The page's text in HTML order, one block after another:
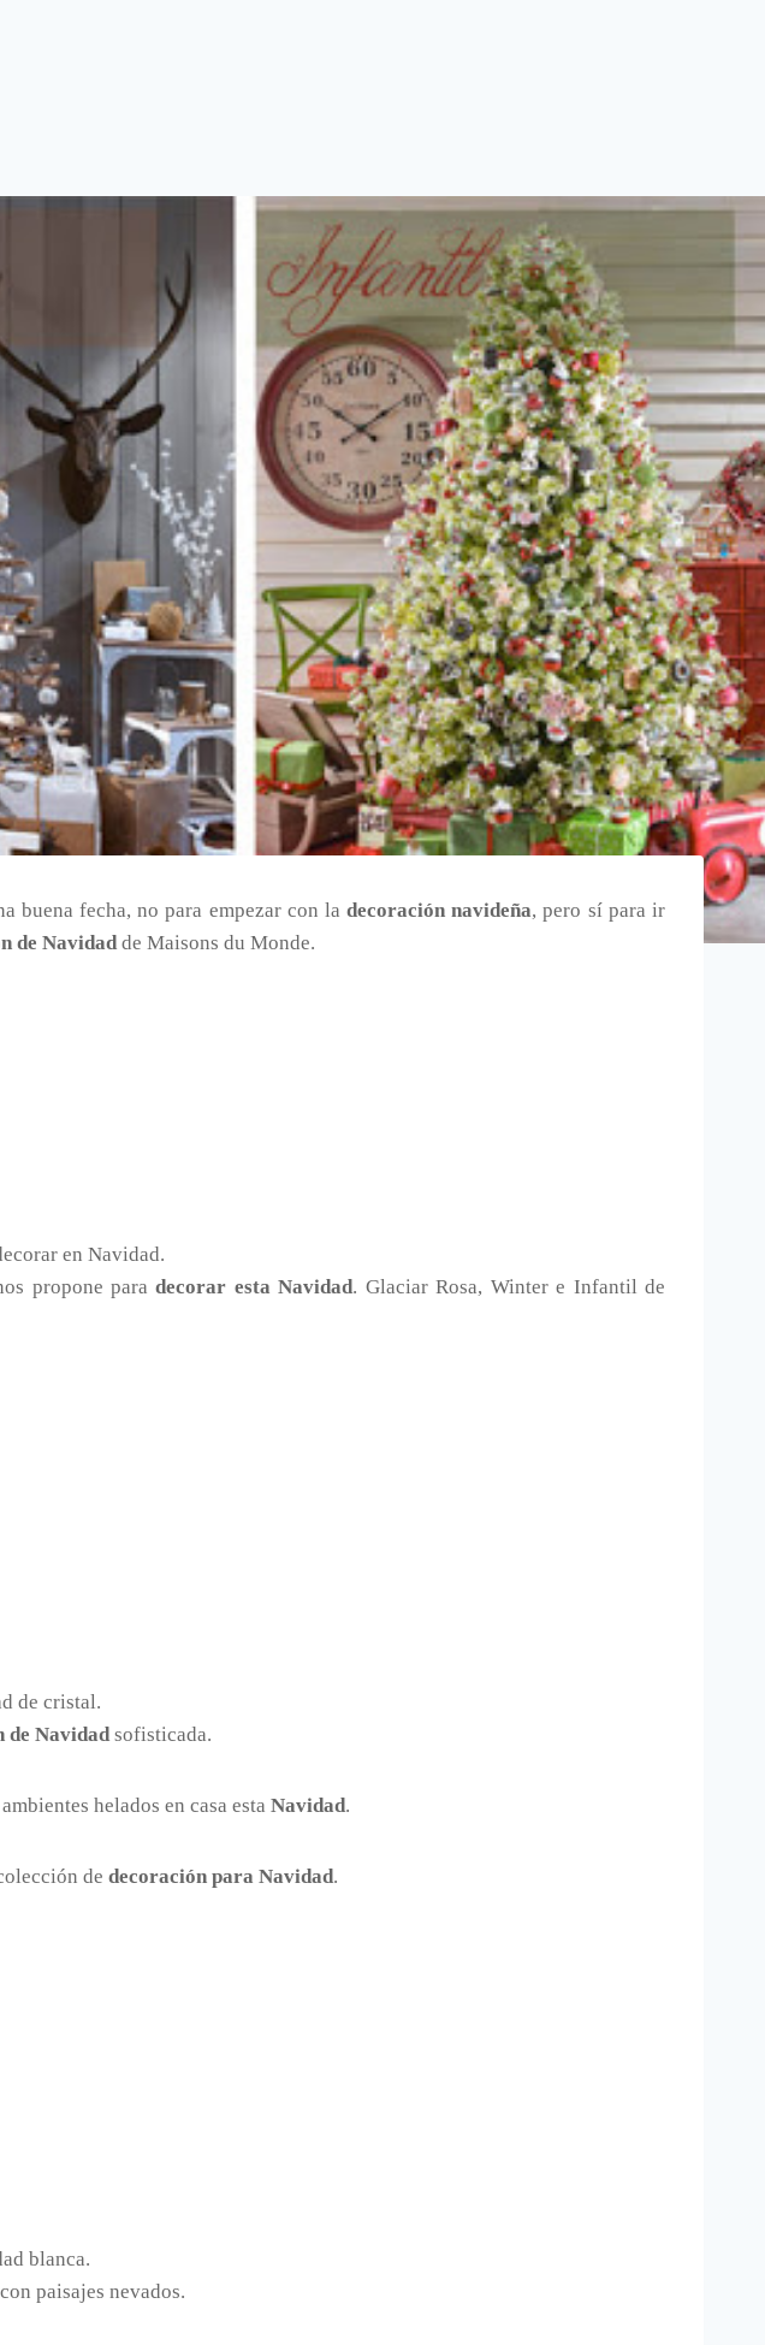
buena fecha, no para empezar con ladecoración navideña, pero sí para ir
de Navidadde Maisons du Monde.
en Navidad.
propone paradecorar esta Navidad. Glaciar Rosa, Winter e Infantil de
de cristal.
de Navidadsofisticada.
helados en casa esta Navidad.
de decoración para Navidad.
blanca.
paisajes nevados.